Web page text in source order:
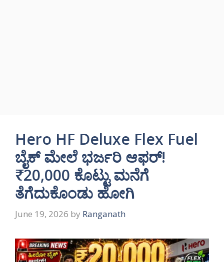
Hero HF Deluxe Flex Fuel
ಬೈಕ್ ಮೇಲೆ ಭರ್ಜರಿ ಆಫರ್!
₹20,000 ಕೊಟ್ಟು ಮನೆಗೆ
ತೆಗೆದುಕೊಂಡು ಹೋಗಿ
June 19, 2026 by Ranganath